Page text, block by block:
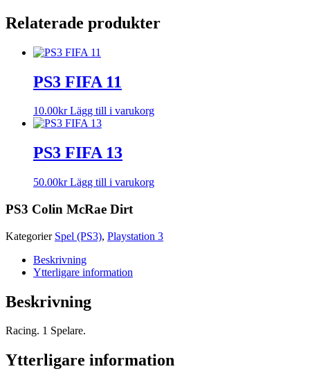
Relaterade produkter
PS3 FIFA 11
10.00kr Lägg till i varukorg
PS3 FIFA 13
50.00kr Lägg till i varukorg
PS3 Colin McRae Dirt
Kategorier Spel (PS3), Playstation 3
Beskrivning
Ytterligare information
Beskrivning
Racing. 1 Spelare.
Ytterligare information